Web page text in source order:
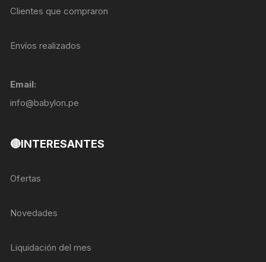
Clientes que compraron
Envíos realizados
Email:
info@babylon.pe
🔴INTERESANTES
Ofertas
Novedades
Liquidación del mes